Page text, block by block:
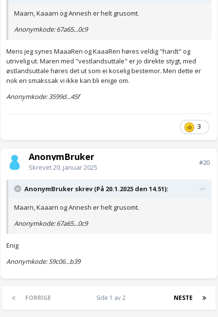
Maarn, Kaaarn og Annesh er helt grusomt.
Anonymkode: 67a65...0c9
Mens jeg synes MaaaRen og KaaaRen høres veldig "hardt" og
utrivelig ut. Maren med "vestlandsuttale" er jo direkte stygt, med
østlandsuttale høres det ut som ei koselig bestemor. Men dette er
nok en smakssak vi ikke kan bli enige om.
Anonymkode: 3599d...45f
3
AnonymBruker
Skrevet20. januar 2025
#20
AnonymBruker skrev (På 20.1.2025 den 14.51):
Maarn, Kaaarn og Annesh er helt grusomt.
Anonymkode: 67a65...0c9
Enig
Anonymkode: 59c06...b39
FORRIGE NESTE
Side 1 av 2